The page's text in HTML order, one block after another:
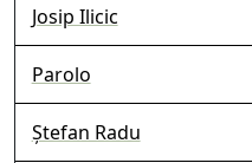
Josip Ilicic
Parolo
Ștefan Radu